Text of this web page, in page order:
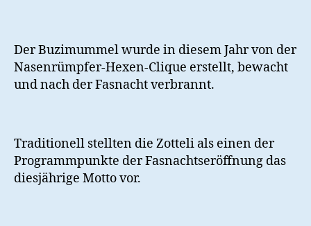
Der Buzimummel wurde in diesem Jahr von der
Nasenrümpfer-Hexen-Clique erstellt, bewacht
und nach der Fasnacht verbrannt.
Traditionell stellten die Zotteli als einen der
Programmpunkte der Fasnachtseröffnung das
diesjährige Motto vor.